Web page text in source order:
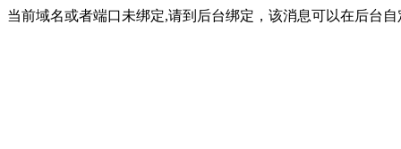
当前域名或者端口未绑定,请到后台绑定，该消息可以在后台自